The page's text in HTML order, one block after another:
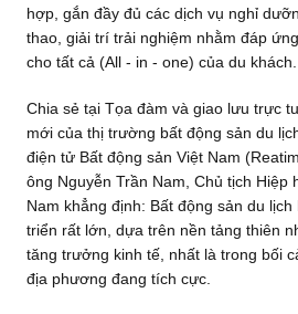
hợp, gắn đầy đủ các dịch vụ nghỉ
thao, giải trí trải nghiệm nhằm đáp
cho tất cả (All - in - one) của du khách.
Chia sẻ tại Tọa đàm và giao lưu trực
mới của thị trường bất động sản du
điện tử Bất động sản Việt Nam
ông Nguyễn Trần Nam, Chủ tịch Hiệp
Nam khẳng định: Bất động sản du
triển rất lớn, dựa trên nền tảng thiên
tăng trưởng kinh tế, nhất là trong bối
địa phương đang tích cực.